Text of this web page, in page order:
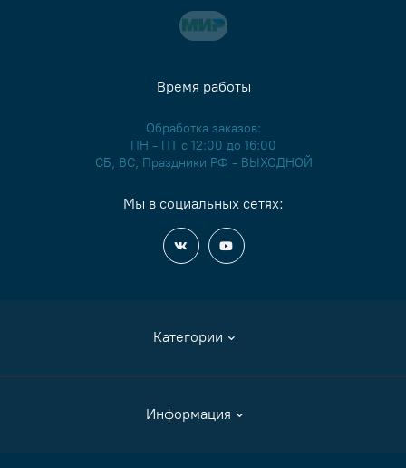
Категории
Аксессуары
Информация
Время работы
Обработка заказов:
ПН - ПТ с 12:00 до 16:00
СБ, ВС, Праздники РФ - ВЫХОДНОЙ
Мы в социальных сетях: